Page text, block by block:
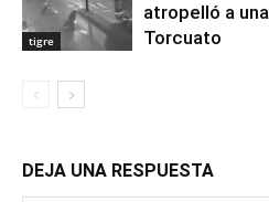
tigre
atropelló a
Torcuato
DEJA UNA RESPUESTA